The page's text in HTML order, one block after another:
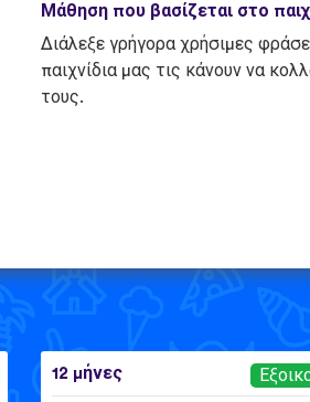
Μάθηση που βασίζεται στο
Διάλεξε γρήγορα χρήσιμες
παιχνίδια μας τις κάνουν να
τους.
12 μήνες